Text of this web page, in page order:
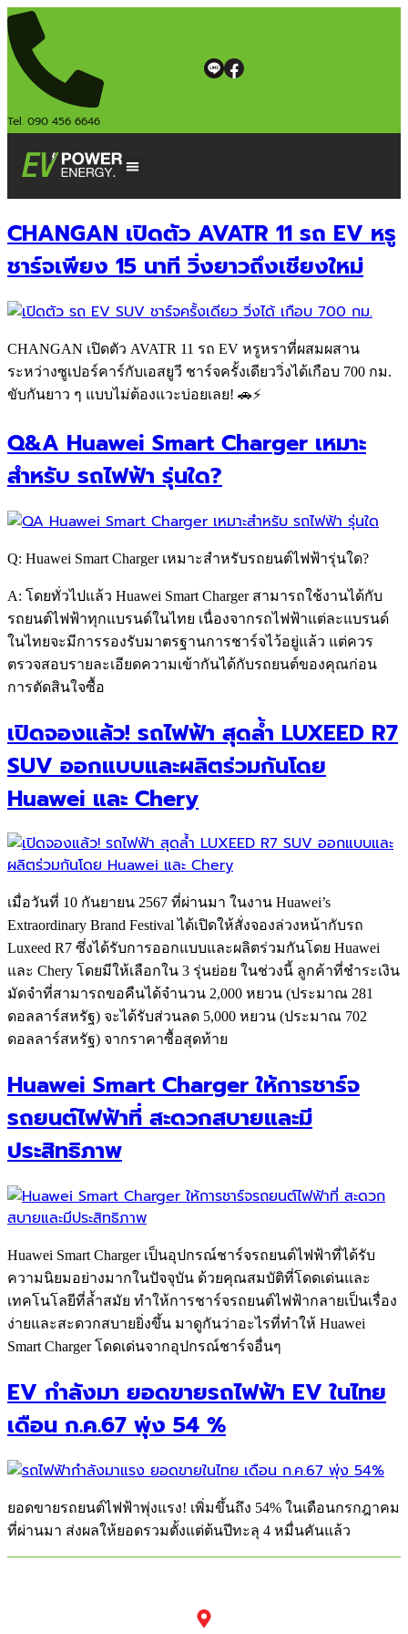
Tel. 090 456 6646
CHANGAN เปิดตัว AVATR 11 รถ EV หรู
ชาร์จเพียง 15 นาที วิ่งยาวถึงเชียงใหม่
CHANGAN เปิดตัว AVATR 11 รถ EV หรูหราที่ผสมผสาน
ระหว่างซูเปอร์คาร์กับเอสยูวี ชาร์จครั้งเดียววิ่งได้เกือบ 700 กม.
ขับกันยาว ๆ แบบไม่ต้องแวะบ่อยเลย! 🚗⚡️
Q&A Huawei Smart Charger เหมาะ
สำหรับ รถไฟฟ้า รุ่นใด?
Q: Huawei Smart Charger เหมาะสำหรับรถยนต์ไฟฟ้ารุ่นใด?
A: โดยทั่วไปแล้ว Huawei Smart Charger สามารถใช้งานได้กับ
รถยนต์ไฟฟ้าทุกแบรนด์ในไทย เนื่องจากรถไฟฟ้าแต่ละแบรนด์
ในไทยจะมีการรองรับมาตรฐานการชาร์จไว้อยู่แล้ว แต่ควร
ตรวจสอบรายละเอียดความเข้ากันได้กับรถยนต์ของคุณก่อน
การตัดสินใจซื้อ
เปิดจองแล้ว! รถไฟฟ้า สุดล้ำ LUXEED R7
SUV ออกแบบและผลิตร่วมกันโดย
Huawei และ Chery
เมื่อวันที่ 10 กันยายน 2567 ที่ผ่านมา ในงาน Huawei’s
Extraordinary Brand Festival ได้เปิดให้สั่งจองล่วงหน้ากับรถ
Luxeed R7 ซึ่งได้รับการออกแบบและผลิตร่วมกันโดย Huawei
และ Chery โดยมีให้เลือกใน 3 รุ่นย่อย ในช่วงนี้ ลูกค้าที่ชำระเงิน
มัดจำที่สามารถขอคืนได้จำนวน 2,000 หยวน (ประมาณ 281
ดอลลาร์สหรัฐ) จะได้รับส่วนลด 5,000 หยวน (ประมาณ 702
ดอลลาร์สหรัฐ) จากราคาซื้อสุดท้าย
Huawei Smart Charger ให้การชาร์จ
รถยนต์ไฟฟ้าที่ สะดวกสบายและมี
ประสิทธิภาพ
Huawei Smart Charger เป็นอุปกรณ์ชาร์จรถยนต์ไฟฟ้าที่ได้รับ
ความนิยมอย่างมากในปัจจุบัน ด้วยคุณสมบัติที่โดดเด่นและ
เทคโนโลยีที่ล้ำสมัย ทำให้การชาร์จรถยนต์ไฟฟ้ากลายเป็นเรื่อง
ง่ายและสะดวกสบายยิ่งขึ้น มาดูกันว่าอะไรที่ทำให้ Huawei
Smart Charger โดดเด่นจากอุปกรณ์ชาร์จอื่นๆ
EV กำลังมา ยอดขายรถไฟฟ้า EV ในไทย
เดือน ก.ค.67 พุ่ง 54 %
ยอดขายรถยนต์ไฟฟ้าพุ่งแรง! เพิ่มขึ้นถึง 54% ในเดือนกรกฎาคม
ที่ผ่านมา ส่งผลให้ยอดรวมตั้งแต่ต้นปีทะลุ 4 หมื่นคันแล้ว